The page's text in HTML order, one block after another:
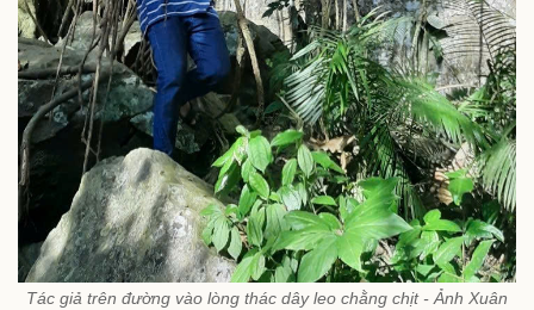
Tác giả trên đường vào lòng thác dây leo chằng chịt - Ảnh Xuân